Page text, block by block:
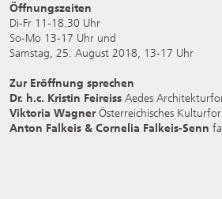
Öffnungszeiten
Di-Fr 11-18.30 Uhr
So-Mo 13-17 Uhr und
Samstag, 25. August 2018, 13-17 Uhr
Zur Eröffnung sprechen
Dr. h.c. Kristin Feireiss Aedes
Viktoria WagnerÖsterreichisches
Anton Falkeis & Cornelia Falkeis-Senn